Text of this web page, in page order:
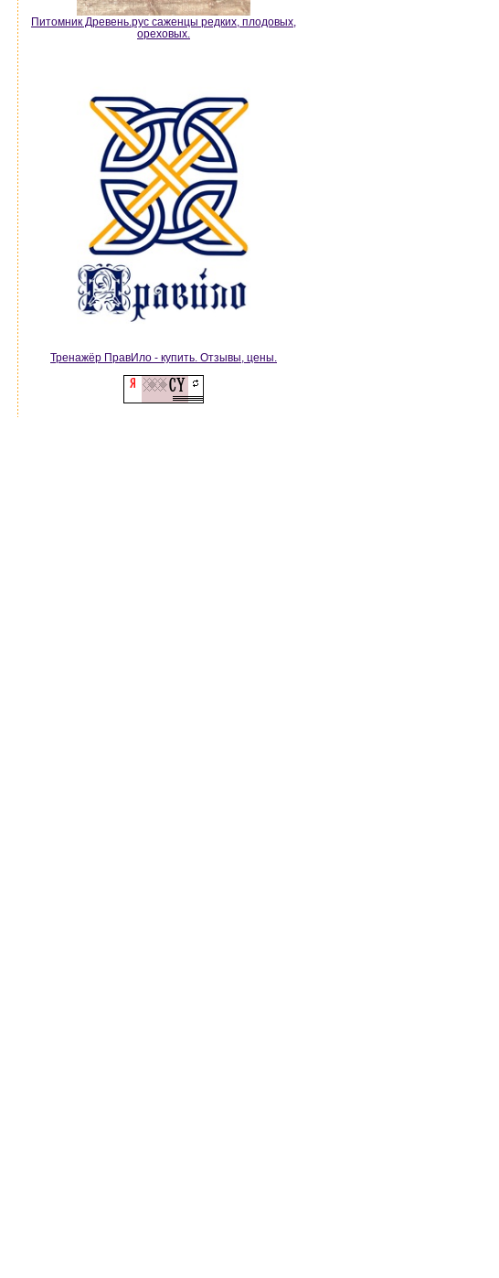
Питомник Древень.рус саженцы редких, плодовых,
ореховых.
Тренажёр ПравИло - купить. Отзывы, цены.